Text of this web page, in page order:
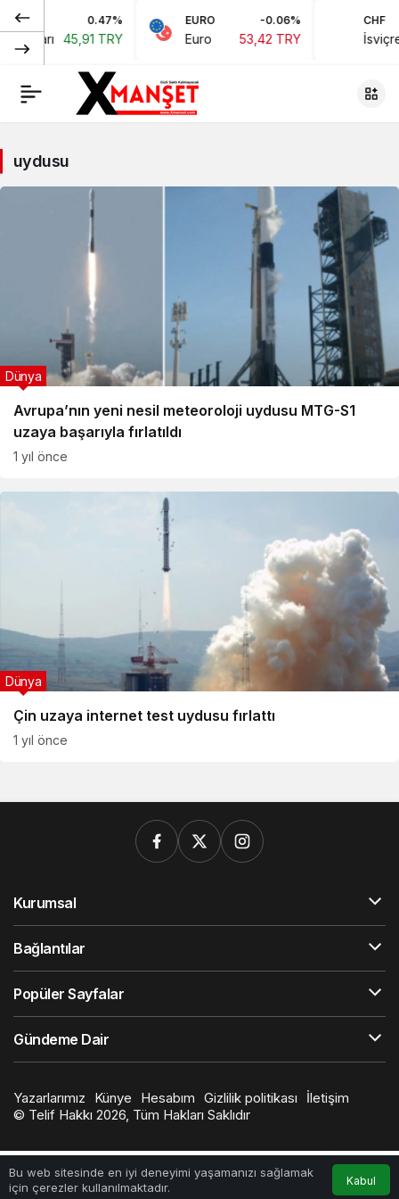
0.47%
45,91 TRY
EURO -0.06%
Euro 53,42 TRY
CHF
İsviçre
uydusu
Avrupa’nın yeni nesil meteoroloji uydusu MTG-S1
uzaya başarıyla fırlatıldı
Dünya
1 yıl önce
Çin uzaya internet test uydusu fırlattı
Dünya
1 yıl önce
Bu web sitesinde en iyi deneyimi yaşamanızı sağlamak
için çerezler kullanılmaktadır.
Kabul
Anasayfa Hesabım
Kurumsal
Bağlantılar
Popüler Sayfalar
Gündeme Dair
Yazarlarımız Künye Hesabım Gizlilik politikası
İletişim
© Telif Hakkı 2026, Tüm Hakları Saklıdır